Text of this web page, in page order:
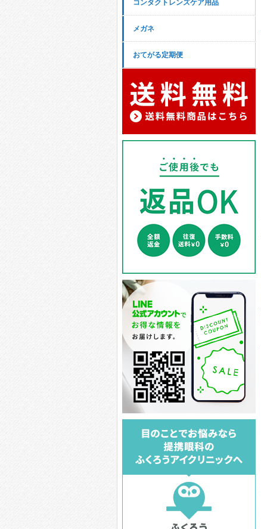
コンタクトレンズケア用品
メガネ
おてがる定期便